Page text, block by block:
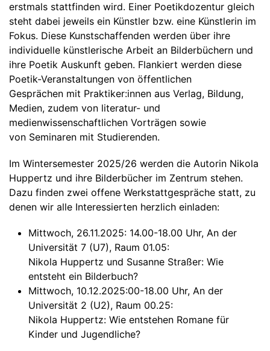
erstmals stattfinden wird. Einer Poetikdozentur gleich
steht dabei jeweils ein Künstler bzw. eine Künstlerin im
Fokus. Diese Kunstschaffenden werden über ihre
individuelle künstlerische Arbeit an Bilderbüchern und
ihre Poetik Auskunft geben. Flankiert werden diese
Poetik-Veranstaltungen von öffentlichen
Gesprächen mit Praktiker:innen aus Verlag, Bildung,
Medien, zudem von literatur- und
medienwissenschaftlichen Vorträgen sowie
von Seminaren mit Studierenden.
Im Wintersemester 2025/26 werden die Autorin Nikola
Huppertz und ihre Bilderbücher im Zentrum stehen.
Dazu finden zwei offene Werkstattgespräche statt, zu
denen wir alle Interessierten herzlich einladen:
Mittwoch, 26.11.2025: 14.00-18.00 Uhr, An der
Universität 7 (U7), Raum 01.05:
Nikola Huppertz und Susanne Straßer: Wie
entsteht ein Bilderbuch?
Mittwoch, 10.12.2025:00-18.00 Uhr, An der
Universität 2 (U2), Raum 00.25:
Nikola Huppertz: Wie entstehen Romane für
Kinder und Jugendliche?